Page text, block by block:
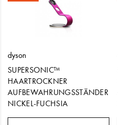
dyson
SUPERSONIC™
HAARTROCKNER
AUFBEWAHRUNGSSTÄNDER
NICKEL-FUCHSIA